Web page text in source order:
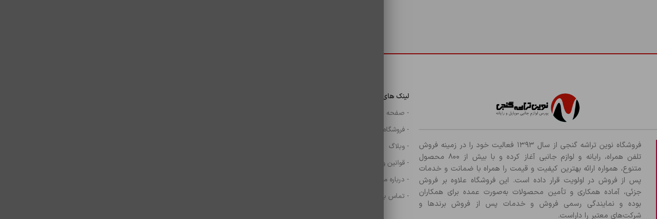
فروشگاه نوین تراشه گنجی از سال ۱۳۹۳ فعالیت خود را در زمینه فروش
تلفن همراه، رایانه و لوازم جانبی آغاز کرده و با بیش از ۸۰۰ محصول
متنوع، همواره ارائه بهترین کیفیت و قیمت را همراه با ضمانت و خدمات
پس از فروش در اولویت قرار داده است. این فروشگاه علاوه بر فروش
جزئی، آماده همکاری و تأمین محصولات به‌صورت عمده برای همکاران
بوده و نمایندگی رسمی فروش و خدمات پس از فروش برندها و
شرکت‌های معتبر را داراست.
لینک های مهم
- صفحه اصلی
- فروشگاه
- وبلاگ
- قوانین و مقررات
- درباره ما
- تماس با ما